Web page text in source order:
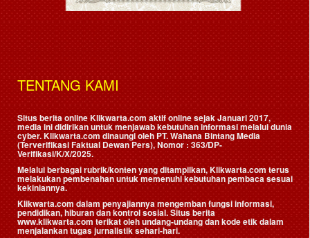
TENTANG KAMI
Situs berita online Klikwarta.com aktif online sejak Januari 2017,
media ini didirikan untuk menjawab kebutuhan informasi melalui dunia
cyber. Klikwarta.com dinaungi oleh PT. Wahana Bintang Media
(Terverifikasi Faktual Dewan Pers), Nomor : 363/DP-
Verifikasi/K/X/2025.
Melalui berbagai rubrik/konten yang ditampilkan, Klikwarta.com terus
melakukan pembenahan untuk memenuhi kebutuhan pembaca sesuai
kekiniannya.
Klikwarta.com dalam penyajiannya mengemban fungsi informasi,
pendidikan, hiburan dan kontrol sosial. Situs berita
www.klikwarta.com terikat oleh undang-undang dan kode etik dalam
menjalankan tugas jurnalistik sehari-hari.